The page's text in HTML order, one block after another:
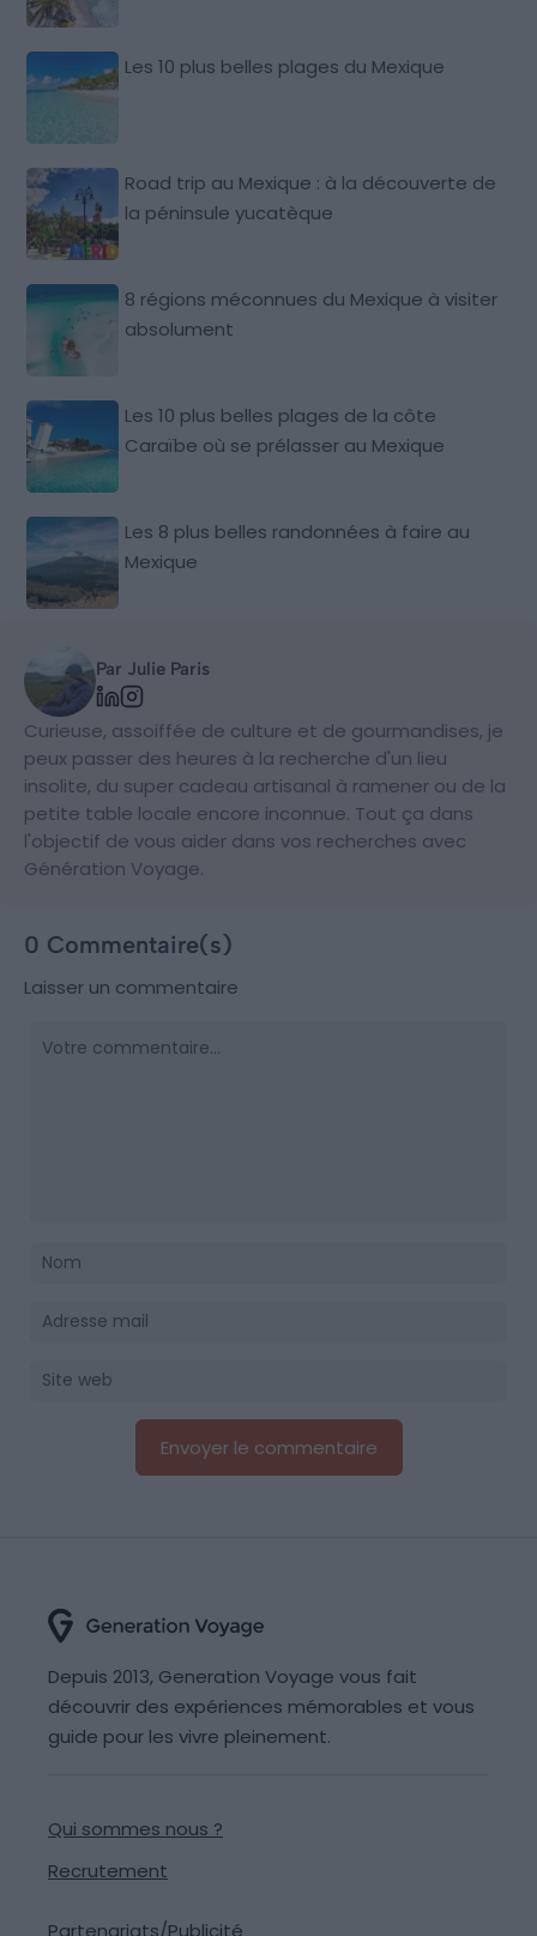
Les 10 plus belles plages du Mexique
Road trip au Mexique : à la découverte de
la péninsule yucatèque
8 régions méconnues du Mexique à visiter
absolument
Les 10 plus belles plages de la côte
Caraïbe où se prélasser au Mexique
Les 8 plus belles randonnées à faire au
Mexique
Par Julie Paris
Curieuse, assoiffée de culture et de gourmandises, je
peux passer des heures à la recherche d'un lieu
insolite, du super cadeau artisanal à ramener ou de la
petite table locale encore inconnue. Tout ça dans
l'objectif de vous aider dans vos recherches avec
Génération Voyage.
0 Commentaire(s)
Laisser un commentaire
Depuis 2013, Generation Voyage vous fait
découvrir des expériences mémorables et vous
guide pour les vivre pleinement.
Qui sommes nous ?
Recrutement
Partenariats/Publicité